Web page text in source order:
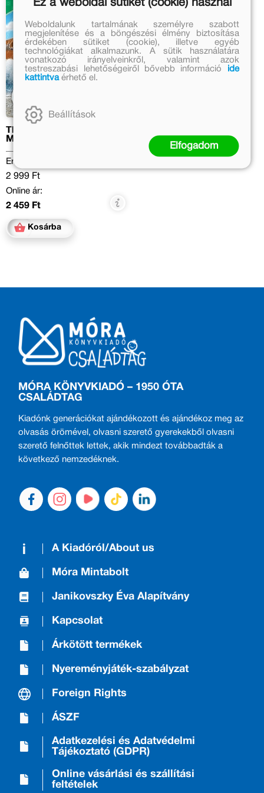
Thomas, a gőzmozdony –
Mozdonykalandok 2.
Eredeti ár:
2 999 Ft
Online ár:
2 459 Ft
Kosárba
MÓRA KÖNYVKIADÓ – 1950 ÓTA
CSALÁDTAG
Kiadónk generációkat ajándékozott és ajándékoz meg az
olvasás örömével, olvasni szerető gyerekekből olvasni
szerető felnőttek lettek, akik mindezt továbbadták a
következő nemzedéknek.
A Kiadóról/About us
Móra Mintabolt
Janikovszky Éva Alapítvány
Kapcsolat
Árkötött termékek
Nyereményjáték-szabályzat
Foreign Rights
ÁSZF
Adatkezelési és Adatvédelmi
Tájékoztató (GDPR)
Online vásárlási és szállítási
feltételek
Ez a weboldal sütiket (cookie) használ
Weboldalunk tartalmának személyre szabott
megjelenítése és a böngészési élmény biztosítása
érdekében sütiket (cookie), illetve egyéb
technológiákat alkalmazunk. A sütik használatára
vonatkozó irányelveinkről, valamint azok
testreszabási lehetőségeiről bővebb információ
ide
kattintvaérhető el.
Beállítások
Elfogadom